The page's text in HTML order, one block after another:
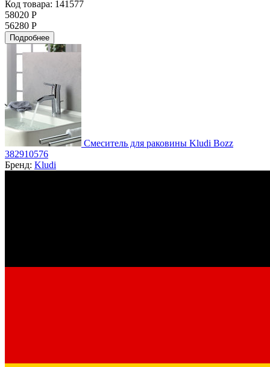
Код товара: 141577
58020 Р
56280 Р
Подробнее
Смеситель для раковины Kludi Bozz
382910576
Бренд: Kludi